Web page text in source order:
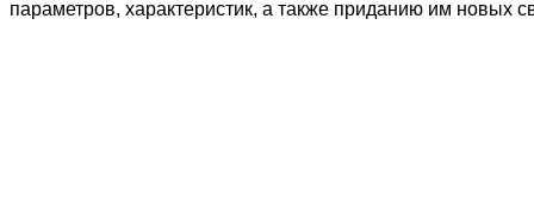
параметров, характеристик, а также приданию им новых